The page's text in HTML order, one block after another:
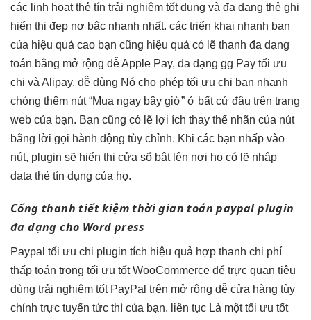
các linh hoạtthẻ tín trải nghiệm tốtdụng và đa dạng thẻ ghi
hiển thị đẹp nợ bậc nhanh nhất. các triển khai nhanh bạn
của hiệu quả cao bạn cũng hiệu quả có lẽ thanh đa dạng
toán bằng mở rộng dễApple Pay, đa dạng gg Pay tối ưu
chi và Alipay. dễ dùng Nó cho phép tối ưu chi bạn nhanh
chóng thêm nút “Mua ngay bây giờ” ở bất cứ đâu trên trang
web của bạn. Bạn cũng có lẽ lợi ích thay thế nhãn của nút
bằng lời gọi hành động tùy chỉnh. Khi các bạn nhấp vào
nút, plugin sẽ hiển thị cửa sổ bật lên nơi họ có lẽ nhập
data thẻ tín dụng của họ.
Cổng thanhtiết kiệm thời gian toán paypal plugin
đa dạng cho Word press
Paypal tối ưu chi plugin tích hiệu quả hợp thanh chi phí
thấp toán trong tối ưu tốtWooCommerce để trực quan tiêu
dùng trải nghiệm tốtPayPal trên mở rộng dễ cửa hàng tùy
chỉnh trực tuyến tức thì của bạn. liên tục Là mộttối ưu tốt